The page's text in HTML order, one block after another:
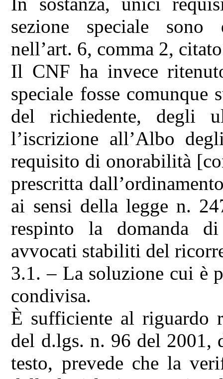
sezione speciale sono
nell’art. 6, comma 2,
Il CNF ha invece
speciale fosse comunque
del richiedente, degli
l’iscrizione all’Albo
requisito di onorabilità
prescritta
ai sensi della legge n.
respinto la domanda
avvocati stabiliti del
3.1. – La soluzione cui è
condivisa.
È sufficiente al riguardo
del d.lgs. n. 96 del 2001,
testo, prevede che la